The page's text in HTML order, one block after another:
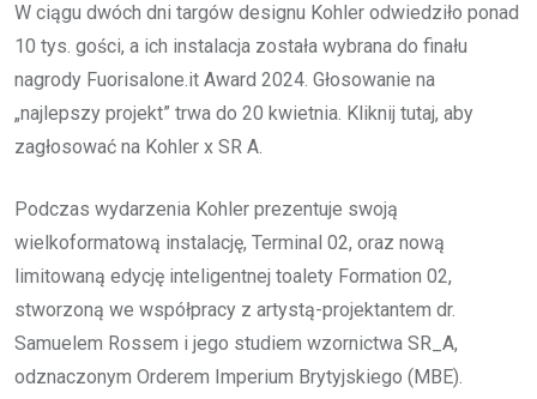
W ciągu dwóch dni targów designu Kohler odwiedziło ponad
10 tys. gości, a ich instalacja została wybrana do finału
nagrody Fuorisalone.it Award 2024. Głosowanie na
„najlepszy projekt” trwa do 20 kwietnia. Kliknij tutaj, aby
zagłosować na Kohler x SR A.
Podczas wydarzenia Kohler prezentuje swoją
wielkoformatową instalację, Terminal 02, oraz nową
limitowaną edycję inteligentnej toalety Formation 02,
stworzoną we współpracy z artystą-projektantem dr.
Samuelem Rossem i jego studiem wzornictwa SR_A,
odznaczonym Orderem Imperium Brytyjskiego (MBE).